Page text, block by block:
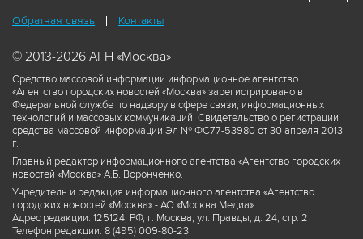
Обратная связь Контакты
© 2013-2026 АГН «Москва»
Средство массовой информации информационное агентство
«Агентство городских новостей «Москва» зарегистрировано в
Федеральной службе по надзору в сфере связи, информационных
технологий и массовых коммуникаций. Свидетельство о регистрации
средства массовой информации Эл № ФС77-53980 от 30 апреля 2013
г.
Главный редактор информационного агентства «Агентство городских
новостей «Москва» А.Б. Воронченко.
Учредитель и редакция информационного агентства «Агентство
городских новостей «Москва» - АО «Москва Медиа».
Адрес редакции: 125124, РФ, г. Москва, ул. Правды, д. 24, стр. 2
Телефон редакции: 8 (495) 009-80-23